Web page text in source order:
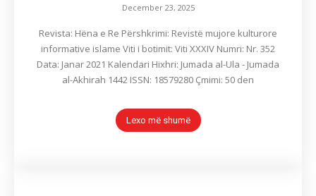
December 23, 2025
Revista: Hëna e Re Përshkrimi: Revistë mujore kulturore
informative islame Viti i botimit: Viti XXXIV Numri: Nr. 352
Data: Janar 2021 Kalendari Hixhri: Jumada al-Ula - Jumada
al-Akhirah 1442 ISSN: 18579280 Çmimi: 50 den
Lexo më shumë